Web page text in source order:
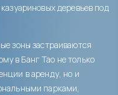
деревьев под
зоны застраиваются
в Банг Тао не только
в аренду, но и
парками,